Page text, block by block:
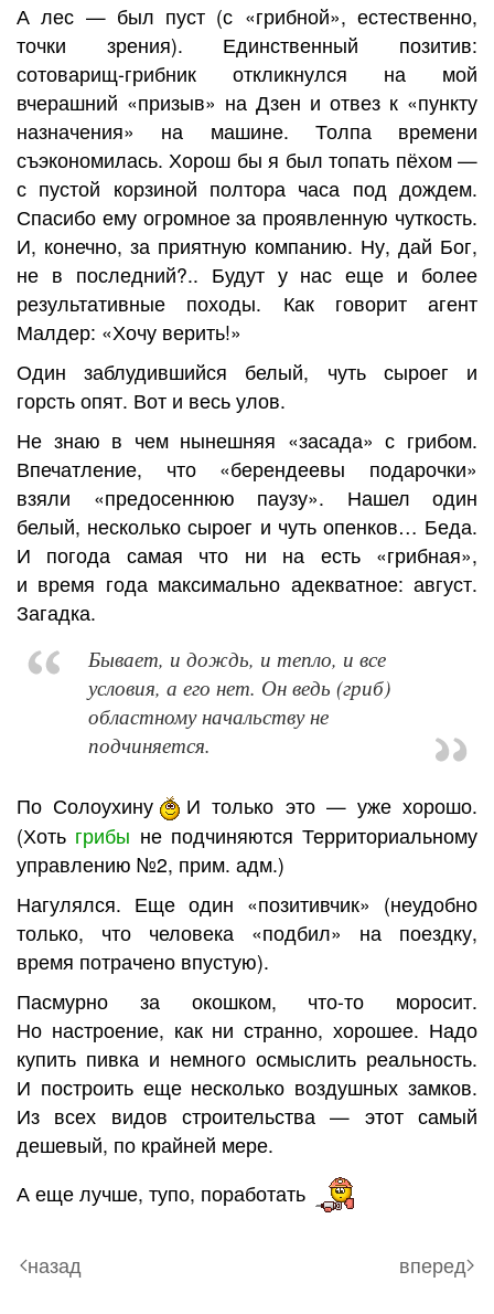
А лес — был пуст (с «грибной», естественно,
точки зрения). Единственный позитив:
сотоварищ-грибник откликнулся на мой
вчерашний «призыв» на Дзен и отвез к «пункту
назначения» на машине. Толпа времени
съэкономилась. Хорош бы я был топать пёхом —
с пустой корзиной полтора часа под дождем.
Спасибо ему огромное за проявленную чуткость.
И, конечно, за приятную компанию. Ну, дай Бог,
не в последний?.. Будут у нас еще и более
результативные походы. Как говорит агент
Малдер: «Хочу верить!»
Один заблудившийся белый, чуть сыроег и
горсть опят. Вот и весь улов.
Не знаю в чем нынешняя «засада» с грибом.
Впечатление, что «берендеевы подарочки»
взяли «предосеннюю паузу». Нашел один
белый, несколько сыроег и чуть опенков… Беда.
И погода самая что ни на есть «грибная»,
и время года максимально адекватное: август.
Загадка.
Бывает, и дождь, и тепло, и все
условия, а его нет. Он ведь (гриб)
областному начальству не
подчиняется.
По Солоухину
И только это — уже хорошо.
(Хоть грибы не подчиняются Территориальному
управлению №2, прим. адм.)
Нагулялся. Еще один «позитивчик» (неудобно
только, что человека «подбил» на поездку,
время потрачено впустую).
Пасмурно за окошком, что-то моросит.
Но настроение, как ни странно, хорошее. Надо
купить пивка и немного осмыслить реальность.
И построить еще несколько воздушных замков.
Из всех видов строительства — этот самый
дешевый, по крайней мере.
А еще лучше, тупо, поработать
назад вперед